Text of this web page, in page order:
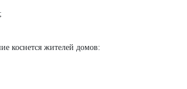
коснется жителей домов: